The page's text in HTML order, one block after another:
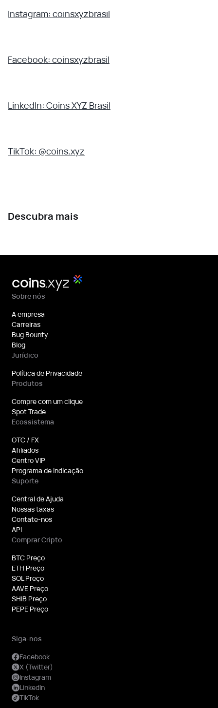
Instagram: coinsxyzbrasil
Facebook: coinsxyzbrasil
LinkedIn: Coins XYZ Brasil
TikTok: @coins.xyz
Descubra mais
Sobre nós
A empresa
Carreiras
Bug Bounty
Blog
Jurídico
Política de Privacidade
Produtos
Compre com um clique
Spot Trade
Ecossistema
OTC / FX
Afiliados
Centro VIP
Programa de indicação
Suporte
Central de Ajuda
Nossas taxas
Contate-nos
API
Comprar Cripto
BTC Preço
ETH Preço
SOL Preço
AAVE Preço
SHIB Preço
PEPE Preço
Siga-nos
Facebook
X (Twitter)
Instagram
LinkedIn
TikTok